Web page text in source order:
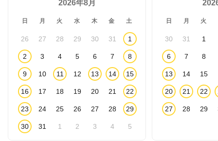
2026年8月
日 月 火 水 木 金 土
26 27 28 29 30 31 1
2 3 4 5 6 7 8
9 10 11 12 13 14 15
16 17 18 19 20 21 22
23 24 25 26 27 28 29
30 31 1 2 3 4 5
日 月 火
30 31 1
6 7 8
13 14 15
20 21 22
27 28 29